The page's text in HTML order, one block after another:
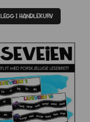
LEGG I HANDLEKURV